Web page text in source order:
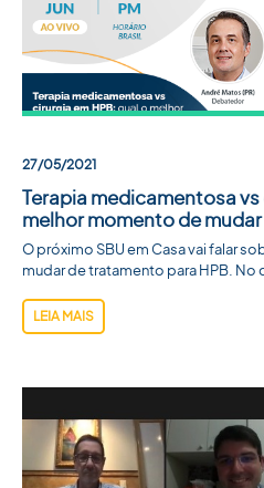
27/05/2021
Terapia medicamentosa
melhor momento de
O próximo SBU em Casa vai falar
mudar de tratamento para HPB. No
LEIA MAIS